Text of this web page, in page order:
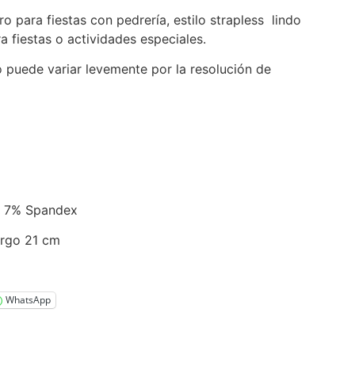
para fiestas con pedrería, estilo strapless lindo
fiestas o actividades especiales.
variar levemente por la resolución de
Spandex
21 cm
WhatsApp